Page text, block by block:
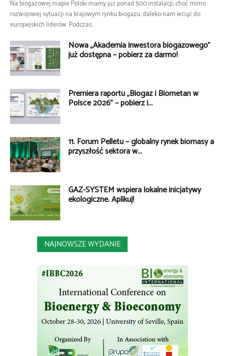
Na biogazowej mapie Polski mamy już ponad 500 instalacji, choć mimo
rozwojowej sytuacji na krajowym rynku biogazu, daleko nam wciąż do
europejskich liderów. Podczas...
Nowa „Akademia inwestora biogazowego”
już dostępna – pobierz za darmo!
Premiera raportu „Biogaz i Biometan w
Polsce 2026” – pobierz i...
11. Forum Pelletu – globalny rynek biomasy a
przyszłość sektora w...
GAZ-SYSTEM wspiera lokalne inicjatywy
ekologiczne. Aplikuj!
NAJNOWSZE WYDANIE